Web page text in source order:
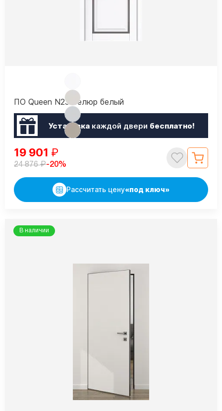
ПО Queen N23 Велюр белый
Установкакаждой двери бесплатно!
19 901 ₽
24 876₽-20%
Рассчитать цену«под ключ»
В наличии